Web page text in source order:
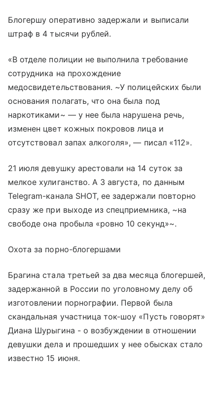
Блогершу оперативно задержали и выписали
штраф в 4 тысячи рублей.
«В отделе полиции не выполнила требование
сотрудника на прохождение
медосвидетельствования. ~У полицейских были
основания полагать, что она была под
наркотиками~ — у нее была нарушена речь,
изменен цвет кожных покровов лица и
отсутствовал запах алкоголя», — писал «112».
21 июля девушку арестовали на 14 суток за
мелкое хулиганство. А 3 августа, по данным
Telegram-канала SHOT, ее задержали повторно
сразу же при выходе из спецприемника, ~на
свободе она пробыла «ровно 10 секунд»~.
Охота за порно-блогершами
Брагина стала третьей за два месяца блогершей,
задержанной в России по уголовному делу об
изготовлении порнографии. Первой была
скандальная участница ток-шоу «Пусть говорят»
Диана Шурыгина - о возбуждении в отношении
девушки дела и прошедших у нее обысках стало
известно 15 июня.